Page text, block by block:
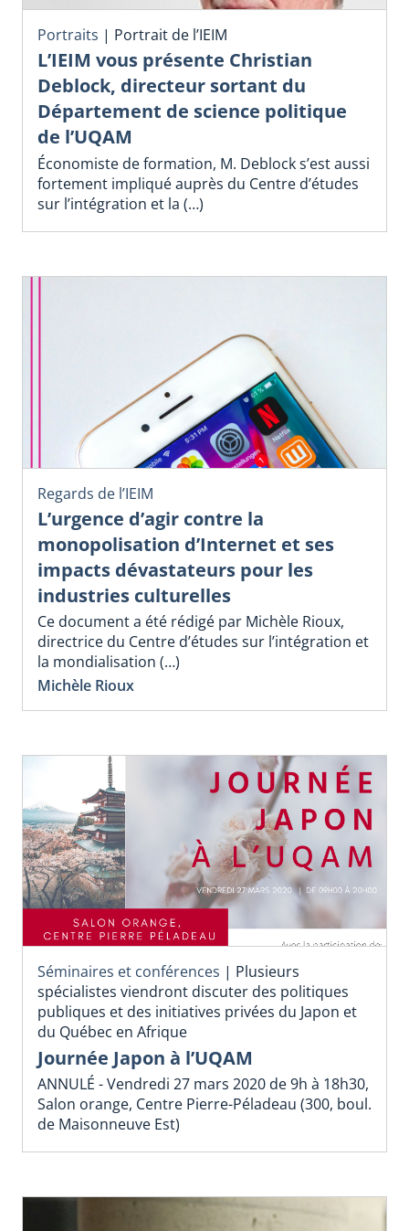
Portraits | Portrait de l’IEIM
L’IEIM vous présente Christian
Deblock, directeur sortant du
Département de science politique
de l’UQAM
Économiste de formation, M. Deblock s’est aussi
fortement impliqué auprès du Centre d’études
sur l’intégration et la (…)
Regards de l’IEIM
L’urgence d’agir contre la
monopolisation d’Internet et ses
impacts dévastateurs pour les
industries culturelles
Ce document a été rédigé par Michèle Rioux,
directrice du Centre d’études sur l’intégration et
la mondialisation (…)
Michèle Rioux
Séminaires et conférences | Plusieurs
spécialistes viendront discuter des politiques
publiques et des initiatives privées du Japon et
du Québec en Afrique
Journée Japon à l’UQAM
ANNULÉ - Vendredi 27 mars 2020 de 9h à 18h30,
Salon orange, Centre Pierre-Péladeau (300, boul.
de Maisonneuve Est)